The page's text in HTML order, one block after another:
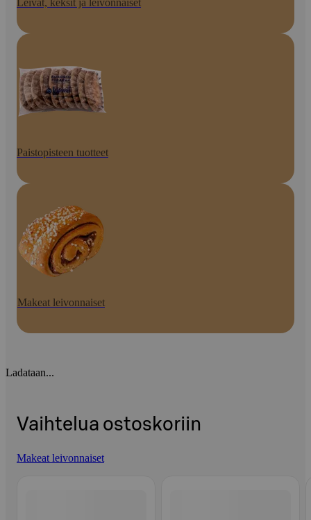
Paistopisteen tuotteet
Makeat leivonnaiset
Ladataan...
Vaihtelua ostoskoriin
Makeat leivonnaiset